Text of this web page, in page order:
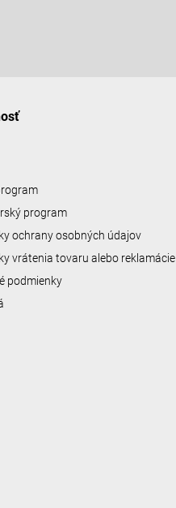
program
ochrany osobných údajov
vrátenia tovaru alebo reklamácie
podmienky